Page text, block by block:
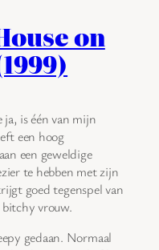
on
ja, is één van mijn
een hoog
een geweldige
te hebben met zijn
goed tegenspel van
bitchy vrouw.
gedaan. Normaal